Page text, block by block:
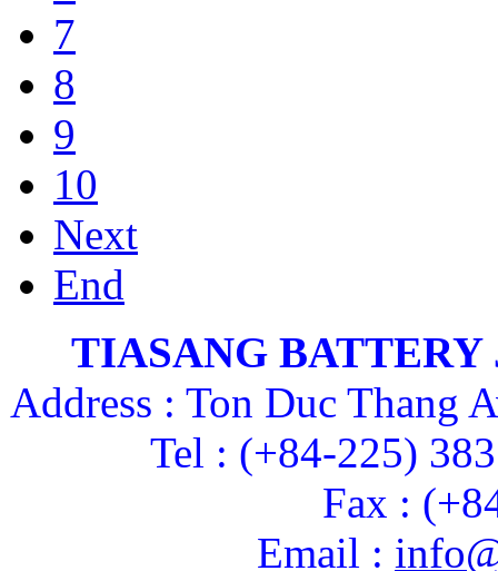
7
8
9
10
Next
End
TIASANG
Address : Ton Duc Thang
Tel : (+84-225)
Fax :
Email :